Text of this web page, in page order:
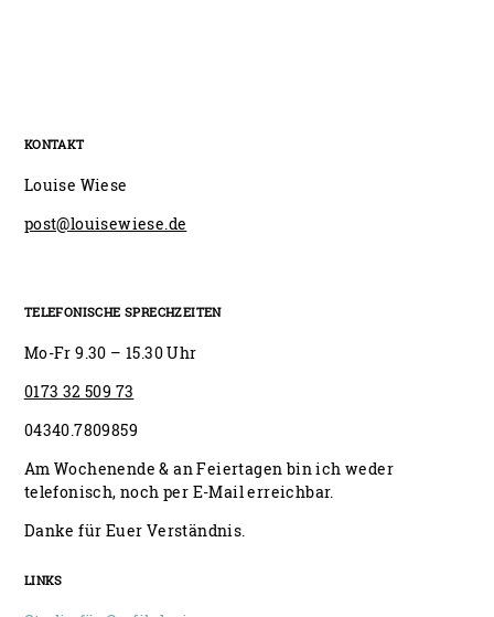
KONTAKT
Louise Wiese
post@louisewiese.de
TELEFONISCHE SPRECHZEITEN
Mo-Fr 9.30 – 15.30 Uhr
0173 32 509 73
04340.7809859
Am Wochenende & an Feiertagen bin ich weder
telefonisch, noch per E-Mail erreichbar.
Danke für Euer Verständnis.
LINKS